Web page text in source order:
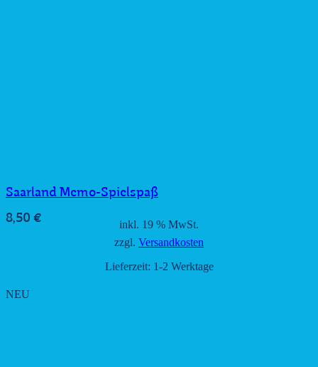
Saarland Memo-Spielspaß
8,50 €
inkl. 19 % MwSt.
zzgl. Versandkosten
Lieferzeit: 1-2 Werktage
NEU